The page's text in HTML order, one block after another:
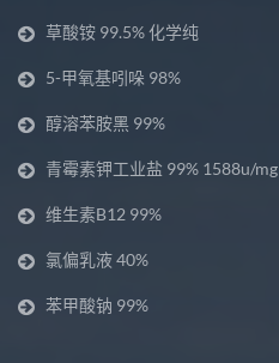
草酸铵 99.5% 化学纯
5-甲氧基吲哚 98%
醇溶苯胺黑 99%
青霉素钾工业盐 99% 1588u/mg
维生素B12 99%
氯偏乳液 40%
苯甲酸钠 99%